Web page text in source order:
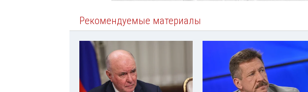
Рекомендуемые материалы